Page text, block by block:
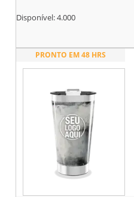
Disponível:4.000
PRONTO EM 48 HRS